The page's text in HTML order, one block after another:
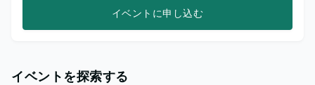
イベントを探索する
イベントに申し込む